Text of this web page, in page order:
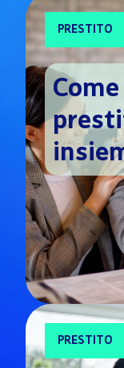
PRESTITO
PRESTITO